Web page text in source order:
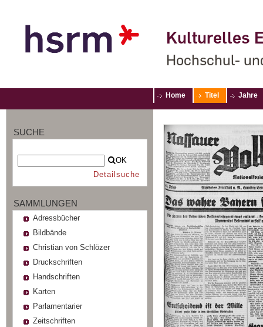
Kulturelles
Hochschul-
Home Titel Jahre
SUCHE
OK
Detailsuche
SAMMLUNGEN
Adressbücher
Bildbände
Christian von Schlözer
Druckschriften
Handschriften
Karten
Parlamentarier
Zeitschriften